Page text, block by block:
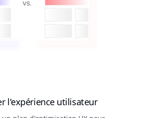
l'expérience utilisateur